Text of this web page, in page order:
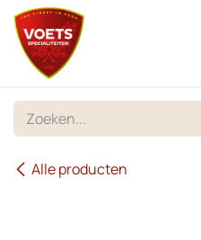
Overslaan naar inhoud
Alle producten